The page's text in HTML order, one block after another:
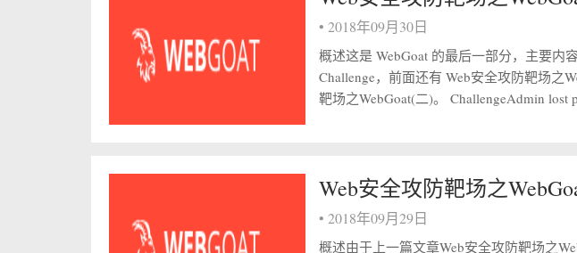
• 2018年09月30日
概述这是 WebGoat 的最后一部分，主要内
Challenge，前面还有 Web安全攻防靶场之
靶场之WebGoat(二)。 ChallengeAdmin lost
Web安全攻防靶场之
• 2018年09月29日
概述由于上一篇文章Web安全攻防靶场之